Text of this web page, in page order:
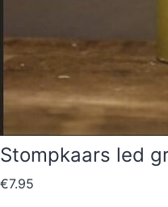
Stompkaars led
€7.95